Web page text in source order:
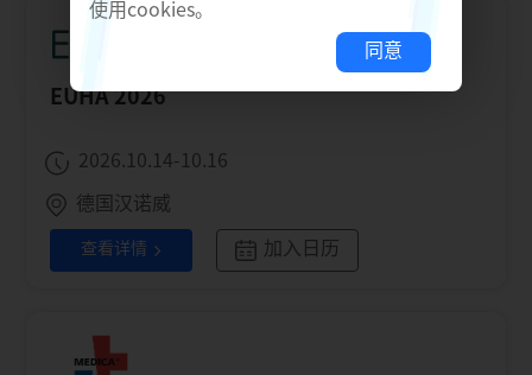
EUHA 2026
2026.10.14-10.16
德国汉诺威
查看详情 加入日历
使用cookies。
同意